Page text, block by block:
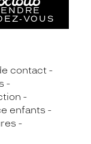
contact
enfants